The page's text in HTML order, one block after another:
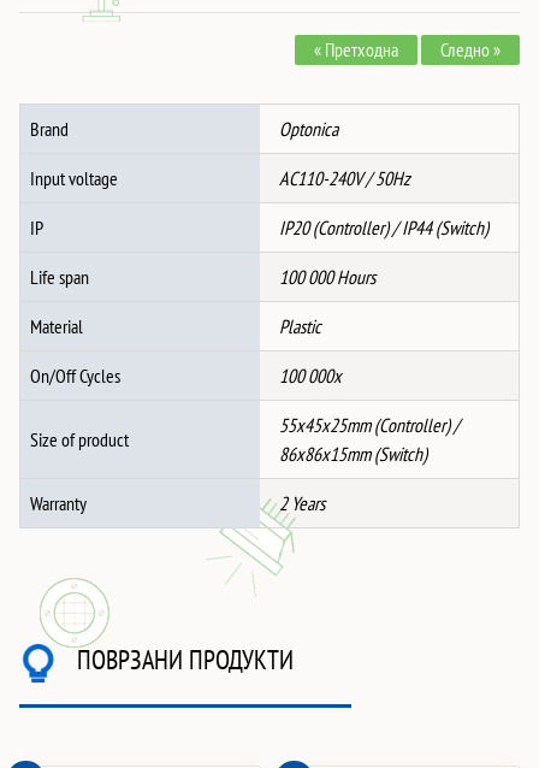
Контрола
Прекинувач
количина
« Претходна Следно »
Brand Optonica
Input voltage AC110-240V / 50Hz
IP IP20 (Controller) / IP44 (Switch)
Life span 100 000 Hours
Material Plastic
On/Off Cycles 100 000x
Size of product
55x45x25mm (Controller) /
86x86x15mm (Switch)
Warranty 2 Years
ПОВРЗАНИ ПРОДУКТИ